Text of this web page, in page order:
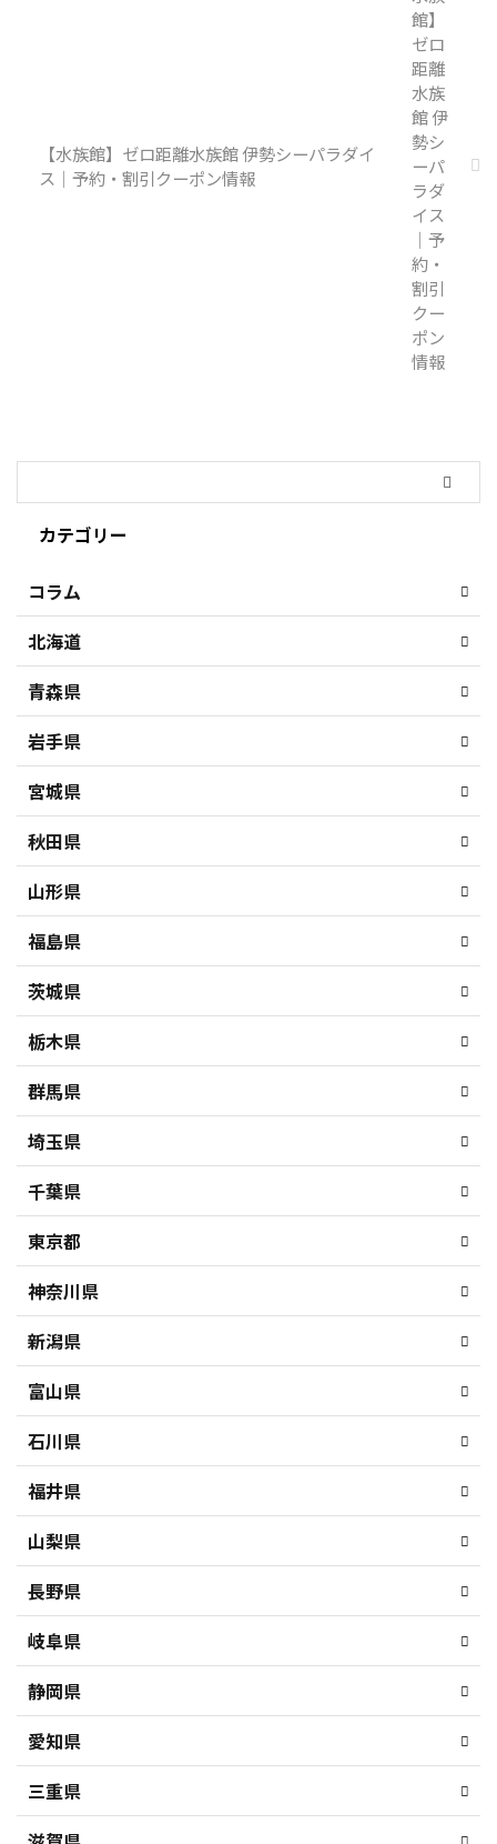
【水族館】ゼロ距離水族館 伊勢シーパラダイ
ス｜予約・割引クーポン情報
カテゴリー
コラム
北海道
青森県
岩手県
宮城県
秋田県
山形県
福島県
茨城県
栃木県
群馬県
埼玉県
千葉県
東京都
神奈川県
新潟県
富山県
石川県
福井県
山梨県
長野県
岐阜県
静岡県
愛知県
三重県